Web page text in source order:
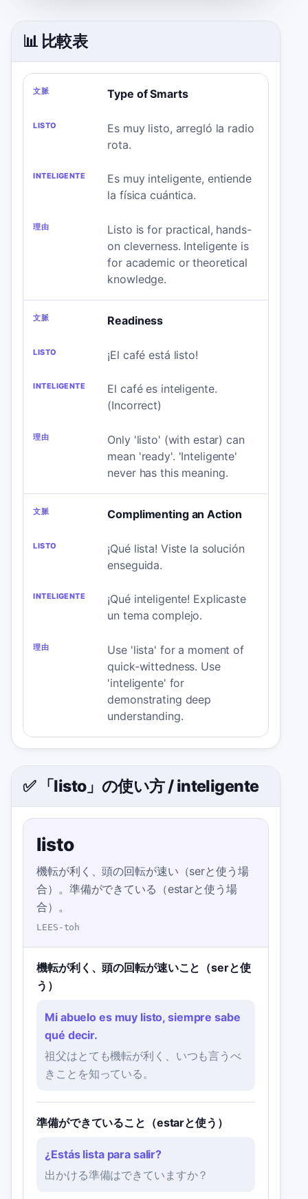
📊 比較表
文
INTELIGENTE
理
Type of Smarts
Es muy listo, arregló la radio
rota.
Es muy inteligente, entiende
la física cuántica.
Listo is for practical, hands-
on cleverness. Inteligente is
for academic or theoretical
knowledge.
Readiness
¡El café está listo!
El café es inteligente.
(Incorrect)
Only 'listo' (with estar) can
mean 'ready'. 'Inteligente'
never has this meaning.
Complimenting an Action
¡Qué lista! Viste la solución
enseguida.
¡Qué inteligente! Explicaste
un tema complejo.
Use 'lista' for a moment of
quick-wittedness. Use
'inteligente' for
demonstrating deep
understanding.
✅ 「listo」の使い方/inteligente
listo
機転が利く、頭の回転が速い（serと使う場
合）。準備ができている（estarと使う場
合）。
LEES-toh
機転が利く、頭の回転が速いこと（serと使
う）
Mi abuelo es muy listo, siempre sabe
qué decir.
祖父はとても機転が利く、いつも言うべ
きことを知っている。
準備ができていること（estarと使う）
¿Estás lista para salir?
出かける準備はできていますか？